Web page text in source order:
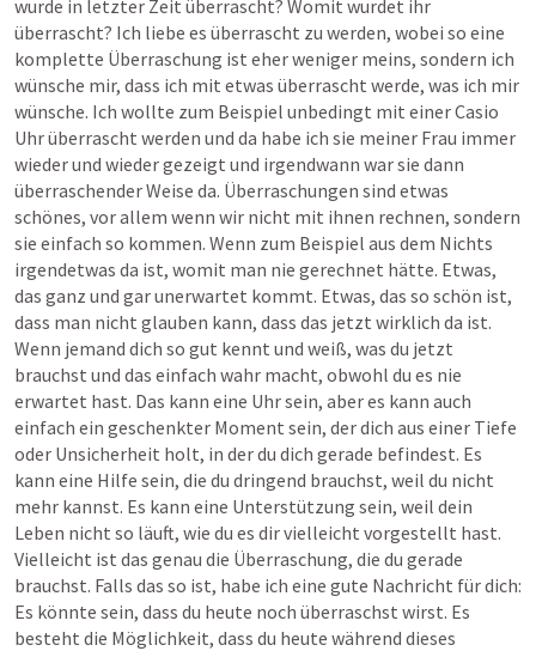
wurde in letzter Zeit überrascht? Womit wurdet ihr
überrascht? Ich liebe es überrascht zu werden, wobei so eine
komplette Überraschung ist eher weniger meins, sondern ich
wünsche mir, dass ich mit etwas überrascht werde, was ich mir
wünsche. Ich wollte zum Beispiel unbedingt mit einer Casio
Uhr überrascht werden und da habe ich sie meiner Frau immer
wieder und wieder gezeigt und irgendwann war sie dann
überraschender Weise da. Überraschungen sind etwas
schönes, vor allem wenn wir nicht mit ihnen rechnen, sondern
sie einfach so kommen. Wenn zum Beispiel aus dem Nichts
irgendetwas da ist, womit man nie gerechnet hätte. Etwas,
das ganz und gar unerwartet kommt. Etwas, das so schön ist,
dass man nicht glauben kann, dass das jetzt wirklich da ist.
Wenn jemand dich so gut kennt und weiß, was du jetzt
brauchst und das einfach wahr macht, obwohl du es nie
erwartet hast. Das kann eine Uhr sein, aber es kann auch
einfach ein geschenkter Moment sein, der dich aus einer Tiefe
oder Unsicherheit holt, in der du dich gerade befindest. Es
kann eine Hilfe sein, die du dringend brauchst, weil du nicht
mehr kannst. Es kann eine Unterstützung sein, weil dein
Leben nicht so läuft, wie du es dir vielleicht vorgestellt hast.
Vielleicht ist das genau die Überraschung, die du gerade
brauchst. Falls das so ist, habe ich eine gute Nachricht für dich:
Es könnte sein, dass du heute noch überraschst wirst. Es
besteht die Möglichkeit, dass du heute während dieses